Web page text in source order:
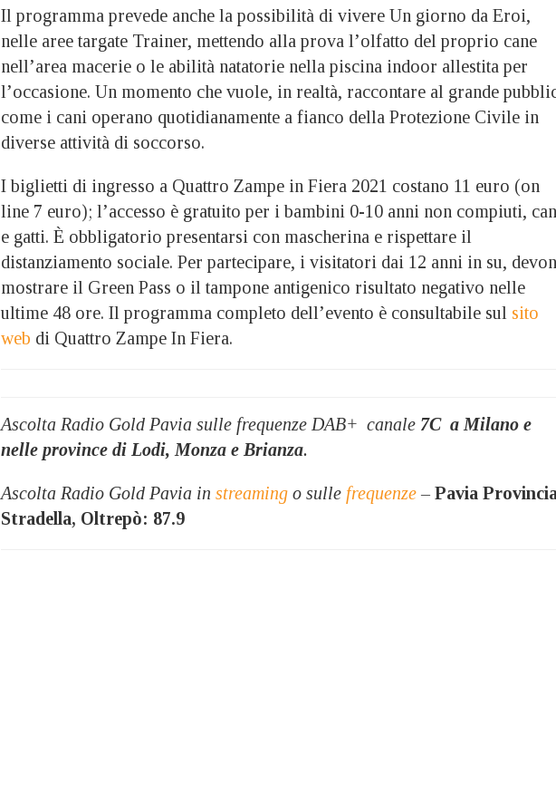
Il programma prevede anche la possibilità di vivere Un giorno da Eroi,
nelle aree targate Trainer, mettendo alla prova l’olfatto del proprio cane
nell’area macerie o le abilità natatorie nella piscina indoor allestita per
l’occasione. Un momento che vuole, in realtà, raccontare al grande
come i cani operano quotidianamente a fianco della Protezione Civile in
diverse attività di soccorso.
I biglietti di ingresso a Quattro Zampe in Fiera 2021 costano 11 euro (on
line 7 euro); l’accesso è gratuito per i bambini 0-10 anni non compiuti,
e gatti. È obbligatorio presentarsi con mascherina e rispettare il
distanziamento sociale. Per partecipare, i visitatori dai 12 anni in su,
mostrare il Green Pass o il tampone antigenico risultato negativo nelle
ultime 48 ore. Il programma completo dell’evento è consultabile sul sito
web di Quattro Zampe In Fiera.
Ascolta Radio Gold Pavia sulle frequenze DAB+ canale 7C a Milano e
nelle province di Lodi, Monza e Brianza.
Ascolta Radio Gold Pavia in streaming o sulle frequenze– Pavia
Stradella, Oltrepò: 87.9